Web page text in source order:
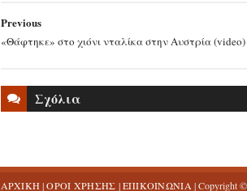
Previous
«Θάφτηκε» στο χιόνι νταλίκα στην Αυστρία (video)
Σχόλια
ΑΡΧΙΚΗ|ΟΡΟΙ ΧΡΗΣΗΣ |ΕΠΙΚΟΙΝΩΝΙΑ | Copyright